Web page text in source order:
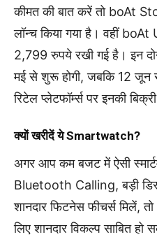
कीमत की बात करें तो boAt
लॉन्च किया गया है। वहीं
2,799 रुपये रखी गई है। इन
मई से शुरू होगी, जबकि 12 जून
रिटेल प्लेटफॉर्म्स पर इनकी
क्यों खरीदें ये Smartwatch?
अगर आप कम बजट में ऐसी
Bluetooth Calling, बड़ी
शानदार फिटनेस फीचर्स मिलें,
लिए शानदार विकल्प साबित